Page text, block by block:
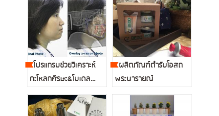
โปรแกรมช่วยวิเคราะห์
กะโหลกศีรษะ&โมเดล
ฟัน...
ผลิตภัณฑ์ตำรับโอสถ
พระนารายณ์